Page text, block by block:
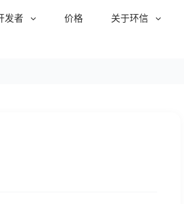
发者 价格 关于环信